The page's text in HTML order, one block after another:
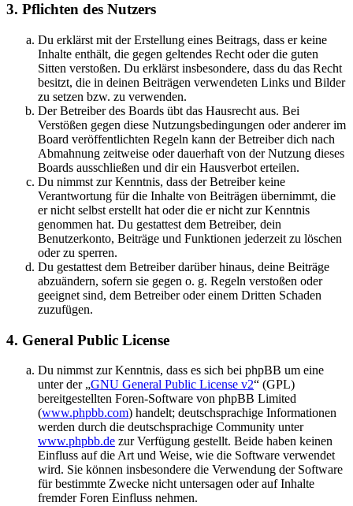
3. Pflichten des Nutzers
Du erklärst mit der Erstellung eines Beitrags, dass er keine
Inhalte enthält, die gegen geltendes Recht oder die guten
Sitten verstoßen. Du erklärst insbesondere, dass du das Recht
besitzt, die in deinen Beiträgen verwendeten Links und Bilder
zu setzen bzw. zu verwenden.
Der Betreiber des Boards übt das Hausrecht aus. Bei
Verstößen gegen diese Nutzungsbedingungen oder anderer im
Board veröffentlichten Regeln kann der Betreiber dich nach
Abmahnung zeitweise oder dauerhaft von der Nutzung dieses
Boards ausschließen und dir ein Hausverbot erteilen.
Du nimmst zur Kenntnis, dass der Betreiber keine
Verantwortung für die Inhalte von Beiträgen übernimmt, die
er nicht selbst erstellt hat oder die er nicht zur Kenntnis
genommen hat. Du gestattest dem Betreiber, dein
Benutzerkonto, Beiträge und Funktionen jederzeit zu löschen
oder zu sperren.
Du gestattest dem Betreiber darüber hinaus, deine Beiträge
abzuändern, sofern sie gegen o. g. Regeln verstoßen oder
geeignet sind, dem Betreiber oder einem Dritten Schaden
zuzufügen.
4. General Public License
Du nimmst zur Kenntnis, dass es sich bei phpBB um eine
unter der „GNU General Public License v2“ (GPL)
bereitgestellten Foren-Software von phpBB Limited
(www.phpbb.com) handelt; deutschsprachige Informationen
werden durch die deutschsprachige Community unter
www.phpbb.de zur Verfügung gestellt. Beide haben keinen
Einfluss auf die Art und Weise, wie die Software verwendet
wird. Sie können insbesondere die Verwendung der Software
für bestimmte Zwecke nicht untersagen oder auf Inhalte
fremder Foren Einfluss nehmen.